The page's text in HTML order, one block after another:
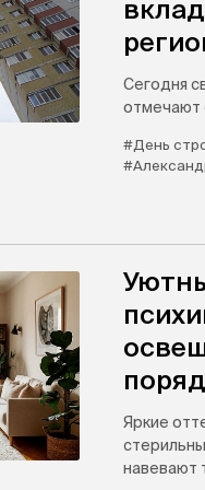
Сегодня
отмечают
#День
Яркие
навевают